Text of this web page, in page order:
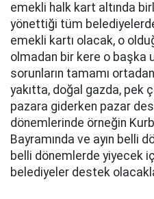
emekli halk kart altında
yönettiği tüm
emekli kartı olacak, o
olmadan bir kere o başka
sorunların tamamı
yakıtta, doğal gazda, pek
pazara giderken pazar
dönemlerinde örneğin
Bayramında ve ayın belli
belli dönemlerde yiyecek
belediyeler destek